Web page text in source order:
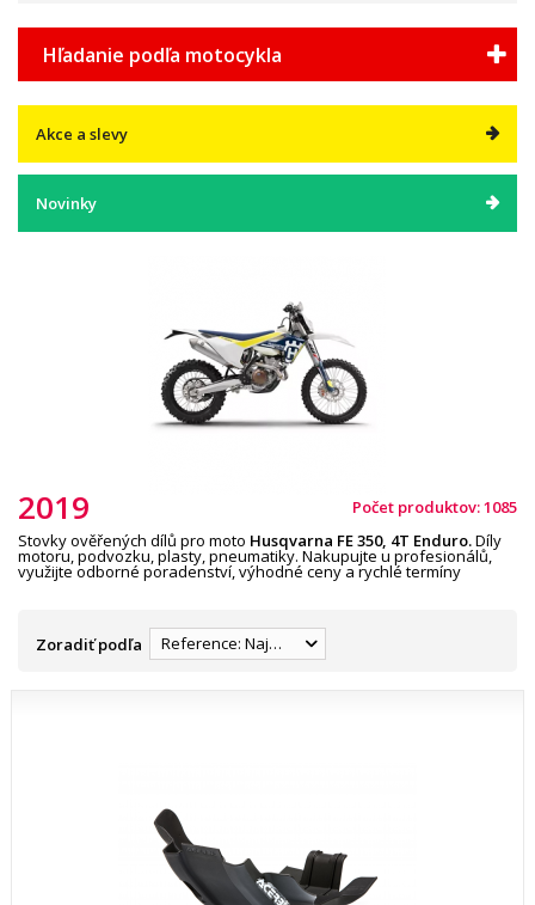
Hľadanie podľa motocykla
Akce a slevy
Novinky
2019
Počet produktov: 1085
Stovky ověřených dílů pro moto Husqvarna FE350, 4T Enduro.Díly
motoru, podvozku, plasty, pneumatiky. Nakupujte u profesionálů,
využijte odborné poradenství, výhodné ceny a rychlé termíny
Zoradiť podľa Reference: Najnižšia